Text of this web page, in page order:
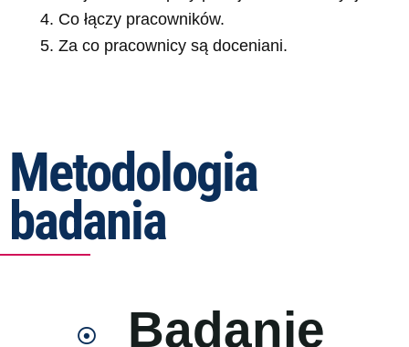
Co łączy pracowników.
Za co pracownicy są doceniani.
Metodologia
badania​
Badanie